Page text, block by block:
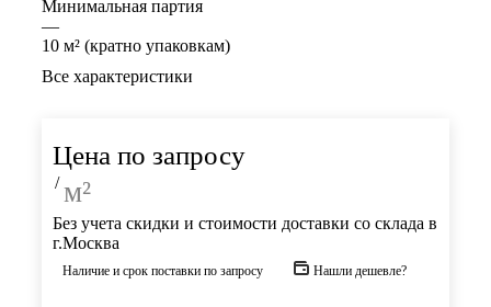
Минимальная партия
—
10 м² (кратно упаковкам)
Все характеристики
Цена по запросу
/ м²
Без учета скидки и стоимости доставки со склада в
г.Москва
Наличие и срок поставки по запросу Нашли дешевле?